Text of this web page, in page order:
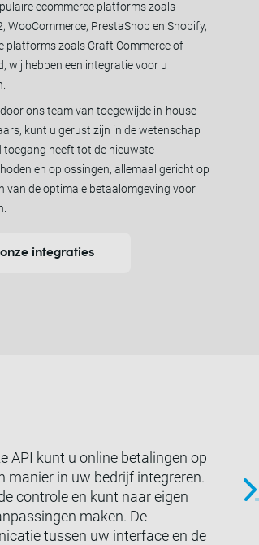
ecommerce platforms zoals
WooCommerce, PrestaShop en Shopify,
platforms zoals Craft Commerce of
wij hebben een integratie voor u
ons team van toegewijde in-house
kunt u gerust zijn in de wetenschap
toegang heeft tot de nieuwste
en oplossingen, allemaal gericht op
van de optimale betaalomgeving voor
integraties
API kunt u online betalingen op
manier in uw bedrijf integreren.
controle en kunt naar eigen
maken. De
tussen uw interface en de